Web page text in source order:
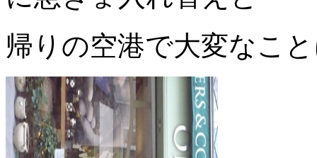
帰りの空港で大変なこ